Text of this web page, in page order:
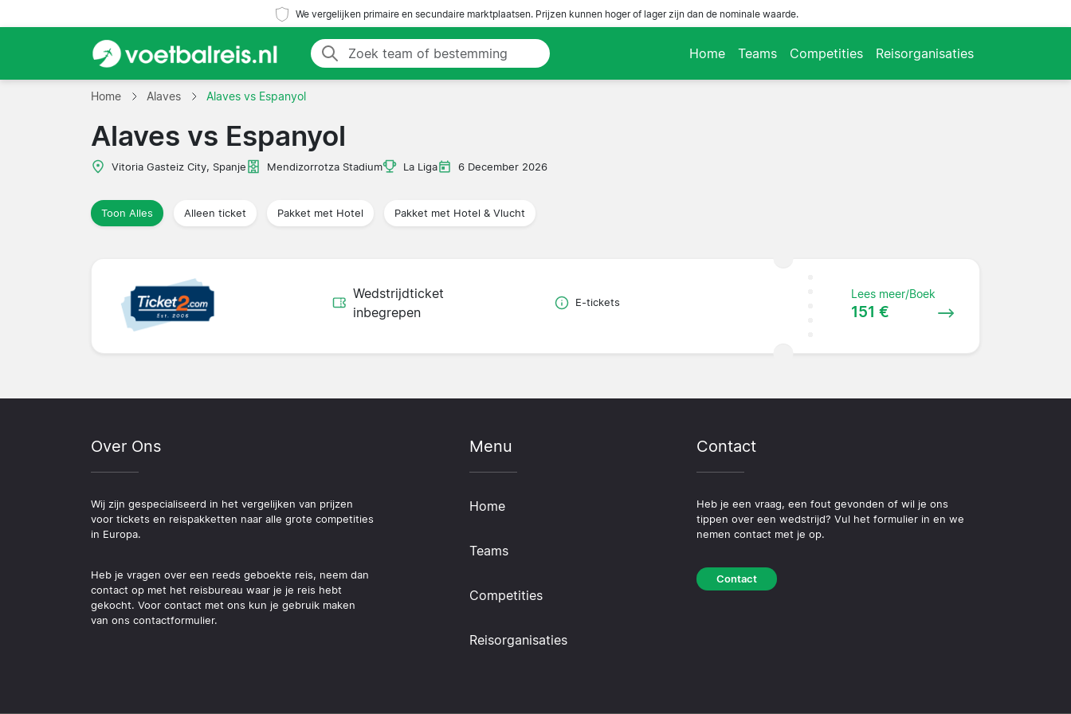
We vergelijken primaire en secundaire marktplaatsen. Prijzen kunnen hoger of lager zijn dan de nominale waarde.
Home Teams Competities Reisorganisaties
Home Alaves Alaves vs Espanyol
Alaves vs Espanyol
Vitoria Gasteiz City, Spanje Mendizorrotza Stadium La Liga 6 December 2026
Toon Alles Alleen ticket Pakket met Hotel Pakket met Hotel & Vlucht
Wedstrijdticket
inbegrepen
E-tickets
Lees meer/Boek
151 €
Over Ons
Wij zijn gespecialiseerd in het vergelijken van prijzen
voor tickets en reispakketten naar alle grote competities
in Europa.
Heb je vragen over een reeds geboekte reis, neem dan
contact op met het reisbureau waar je je reis hebt
gekocht. Voor contact met ons kun je gebruik maken
van ons contactformulier.
Menu
Home
Teams
Competities
Reisorganisaties
Contact
Heb je een vraag, een fout gevonden of wil je ons
tippen over een wedstrijd? Vul het formulier in en we
nemen contact met je op.
Contact